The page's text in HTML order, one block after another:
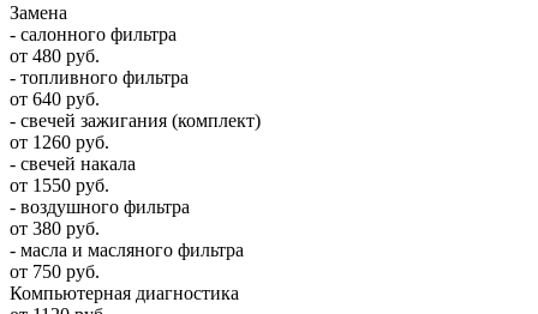
Замена
- салонного фильтра
от 480 руб.
- топливного фильтра
от 640 руб.
- свечей зажигания (комплект)
от 1260 руб.
- свечей накала
от 1550 руб.
- воздушного фильтра
от 380 руб.
- масла и масляного фильтра
от 750 руб.
Компьютерная диагностика